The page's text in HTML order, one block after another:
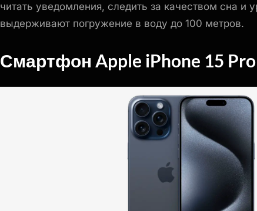
читать уведомления, следить за качеством сна и
выдерживают погружение в воду до 100 метров.
Смартфон Apple iPhone 15